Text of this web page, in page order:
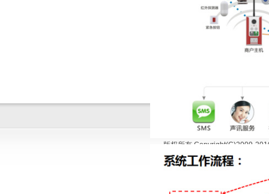
关于我们 |联系方式 |信息
版权所有 Copyright(C)2009-